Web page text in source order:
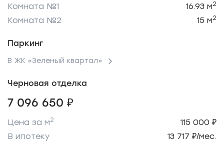
Комната №1 16.93 м2
Комната №2 15 м2
Паркинг
В ЖК «Зеленый квартал»
Черновая отделка
7 096 650 ₽
Цена за м2
115 000 ₽
В ипотеку
13 717 ₽/мес.